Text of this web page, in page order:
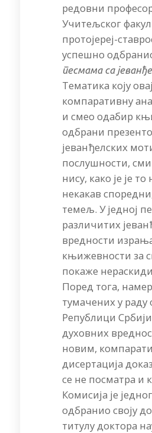
редовни
Учитељског
протојереј-
успешно
песмама са
Тематика коју
компаративну
и смео одабир
одбрани
јеванђелских
послушности,
нису, како је је
некакав
темељ. У једној
различитих
вредности
књижевности за
покаже
Поред тога,
тумачених у
Републици
духовних
новим,
дисертација
се не посматра и
Комисија је
одбранио своју
титулу доктора